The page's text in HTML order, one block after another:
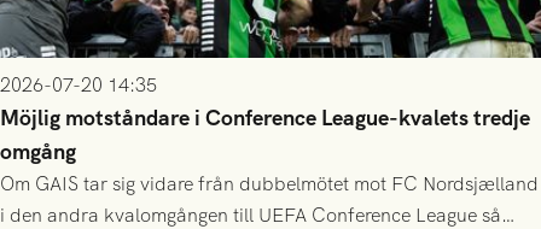
2026-07-20 14:35
Möjlig motståndare i Conference League-kvalets tredje
omgång
Om GAIS tar sig vidare från dubbelmötet mot FC Nordsjælland
i den andra kvalomgången till UEFA Conference League så